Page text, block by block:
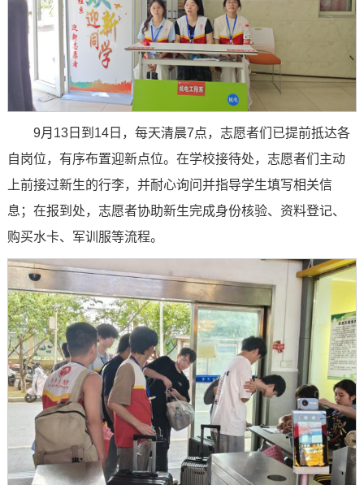
9月13日到14日，每天清晨7点，志愿者们已提前抵达各
自岗位，有序布置迎新点位。在学校接待处，志愿者们主动
上前接过新生的行李，并耐心询问并指导学生填写相关信
息；在报到处，志愿者协助新生完成身份核验、资料登记、
购买水卡、军训服等流程。